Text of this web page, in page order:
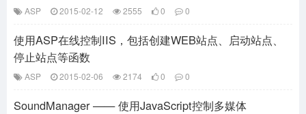
ASP 2015-02-12 2555 0 0
使用ASP在线控制IIS，包括创建WEB站点、启动站点、
停止站点等函数
ASP 2015-02-06 2174 0 0
SoundManager —— 使用JavaScript控制多媒体